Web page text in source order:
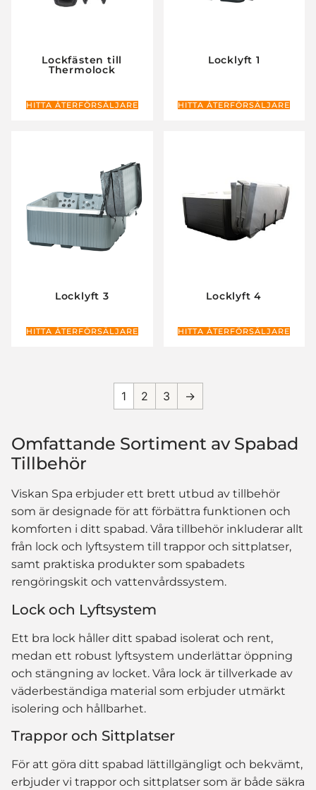
Lockfästen till
Thermolock
HITTA ÅTERFÖRSÄLJARE
Locklyft 1
HITTA ÅTERFÖRSÄLJARE
Locklyft 3
HITTA ÅTERFÖRSÄLJARE
Locklyft 4
HITTA ÅTERFÖRSÄLJARE
1 2 3 →
Omfattande Sortiment av Spabad
Tillbehör
Viskan Spa erbjuder ett brett utbud av tillbehör
som är designade för att förbättra funktionen och
komforten i ditt spabad. Våra tillbehör inkluderar allt
från lock och lyftsystem till trappor och sittplatser,
samt praktiska produkter som spabadets
rengöringskit och vattenvårdssystem.
Lock och Lyftsystem
Ett bra lock håller ditt spabad isolerat och rent,
medan ett robust lyftsystem underlättar öppning
och stängning av locket. Våra lock är tillverkade av
väderbeständiga material som erbjuder utmärkt
isolering och hållbarhet.
Trappor och Sittplatser
För att göra ditt spabad lättillgängligt och bekvämt,
erbjuder vi trappor och sittplatser som är både säkra